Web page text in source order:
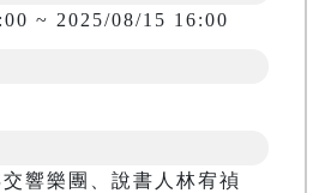
~ 2025/08/15 16:00
響樂團、說書人林宥禎